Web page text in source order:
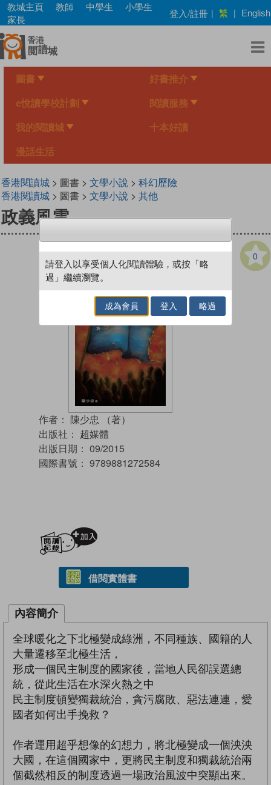
Skip
main
content
教城主頁 教師 中學生
小學生
家長
登入/註冊 | 繁 | English
圖書 好書推介
e悅讀學校計劃 閱讀服務
我的閱讀城 十本好讀
漫話生活
香港閱讀城> 圖書 > 文學小說 > 科幻歷險
香港閱讀城> 圖書 > 文學小說 > 其他
政義風雲
0
作者： 陳少忠 （著）
出版社： 超媒體
出版日期： 09/2015
國際書號： 9789881272584
借閱實體書
內容簡介
全球暖化之下北極變成綠洲，不同種族、國籍的人
大量遷移至北極生活，
形成一個民主制度的國家後，當地人民卻誤選總
統，從此生活在水深火熱之中
民主制度頓變獨裁統治，貪污腐敗、惡法連連，愛
國者如何出手挽救？
作者運用超乎想像的幻想力，將北極變成一個泱泱
大國，在這個國家中，更將民主制度和獨裁統治兩
個截然相反的制度透過一場政治風波中突顯出來。
請登入以享受個人化閱讀體驗，或按「略
過」繼續瀏覽。
成為會員 登入 略過